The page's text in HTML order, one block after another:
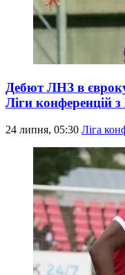
Дебют ЛНЗ в
Ліги конференцій
24 липня, 05:30 Ліга